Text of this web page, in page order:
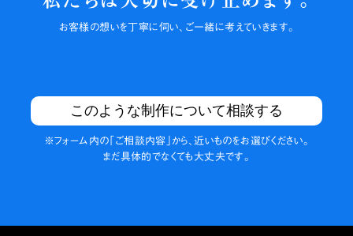
お客様の想いを丁寧に伺い、 ご一緒に考えていきます。
このような制作について相談する
※フォーム内の 「ご相談内容」から、近いものをお選びください。
まだ具体的でなくても 大丈夫です。